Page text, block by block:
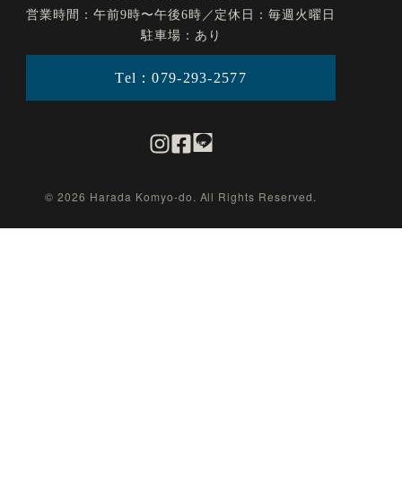
営業時間：午前9時〜午後6時／定休日：毎週火曜日
駐車場：あり
Tel：079-293-2577
© 2026 Harada Komyo-do. All Rights Reserved.